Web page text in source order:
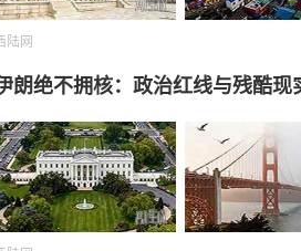
陆网
朗绝不拥核：政治红线与残酷现